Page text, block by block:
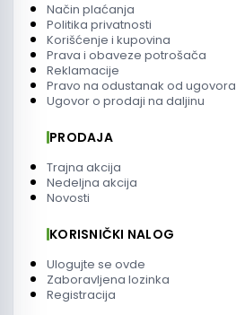
Način plaćanja
Politika privatnosti
Korišćenje i kupovina
Prava i obaveze potrošača
Reklamacije
Pravo na odustanak od ugovora
Ugovor o prodaji na daljinu
PRODAJA
Trajna akcija
Nedeljna akcija
Novosti
KORISNIČKI NALOG
Ulogujte se ovde
Zaboravljena lozinka
Registracija